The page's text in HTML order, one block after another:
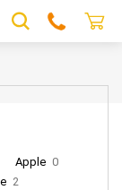
Apple 0
2